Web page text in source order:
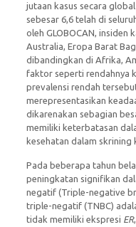
jutaan kasus secara
sebesar 6,6 telah di
oleh GLOBOCAN,
Australia, Eropa Barat
dibandingkan di Afrika,
faktor seperti rendahnya
prevalensi rendah
merepresentasikan
dikarenakan sebagian
memiliki keterbatasan
kesehatan dalam skrining
Pada beberapa tahun
peningkatan signifikan
negatif (Triple-negative
triple-negatif (TNBC)
tidak memiliki ekspresi ER,